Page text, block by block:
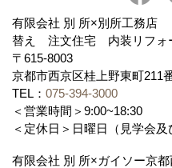
有限会社 別 所×
替え 注文住宅 内装リフォ
〒615-8003
京都市西京区桂上野東町
TEL： 075-394-3000
＜営業時間＞9:00~18:30
＜定休日＞日曜日（見学会
有限会社 別 所×ガイ